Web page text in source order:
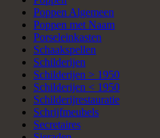
Poppen Algemeen
Poppen met Naam
Porseleinkasten
Schaakspellen
Schilderijen
Schilderijen > 1950
Schilderijen < 1950
Schilderijrestauratie
Schrijfmeubels
Secretaires